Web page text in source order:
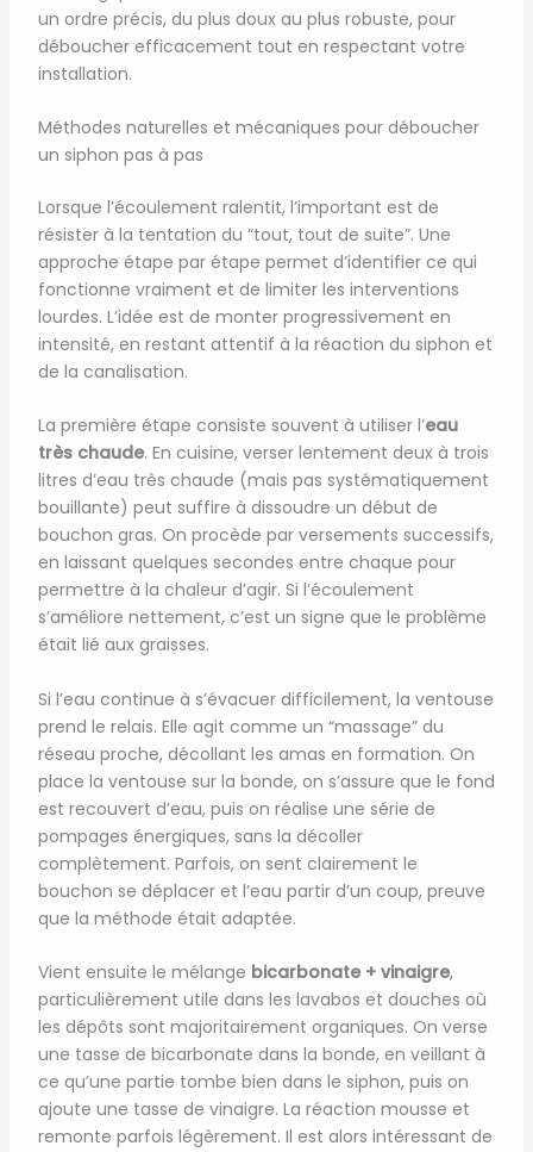
un ordre précis, du plus doux au plus robuste, pour
déboucher efficacement tout en respectant votre
installation.
Méthodes naturelles et mécaniques pour déboucher
un siphon pas à pas
Lorsque l’écoulement ralentit, l’important est de
résister à la tentation du “tout, tout de suite”. Une
approche étape par étape permet d’identifier ce qui
fonctionne vraiment et de limiter les interventions
lourdes. L’idée est de monter progressivement en
intensité, en restant attentif à la réaction du siphon et
de la canalisation.
La première étape consiste souvent à utiliser l’eau
très chaude. En cuisine, verser lentement deux à trois
litres d’eau très chaude (mais pas systématiquement
bouillante) peut suffire à dissoudre un début de
bouchon gras. On procède par versements successifs,
en laissant quelques secondes entre chaque pour
permettre à la chaleur d’agir. Si l’écoulement
s’améliore nettement, c’est un signe que le problème
était lié aux graisses.
Si l’eau continue à s’évacuer difficilement, la ventouse
prend le relais. Elle agit comme un “massage” du
réseau proche, décollant les amas en formation. On
place la ventouse sur la bonde, on s’assure que le fond
est recouvert d’eau, puis on réalise une série de
pompages énergiques, sans la décoller
complètement. Parfois, on sent clairement le
bouchon se déplacer et l’eau partir d’un coup, preuve
que la méthode était adaptée.
Vient ensuite le mélange bicarbonate + vinaigre,
particulièrement utile dans les lavabos et douches où
les dépôts sont majoritairement organiques. On verse
une tasse de bicarbonate dans la bonde, en veillant à
ce qu’une partie tombe bien dans le siphon, puis on
ajoute une tasse de vinaigre. La réaction mousse et
remonte parfois légèrement. Il est alors intéressant de